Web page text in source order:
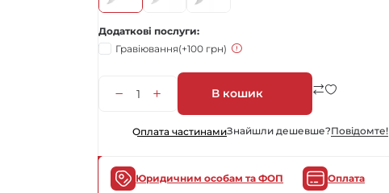
Додаткові послуги
Гравіювання(+100 грн)
В кошик
Оплата частинамиЗнайшли дешевше?Повiдомте!
Юридичним особам та ФОП Оплата